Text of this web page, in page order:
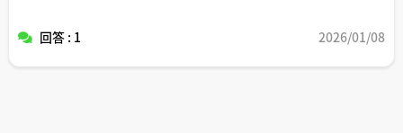
回答 : 1 2026/01/08